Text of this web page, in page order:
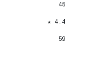
45
★ 4.4
59